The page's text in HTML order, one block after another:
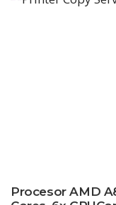
Procesor AMD